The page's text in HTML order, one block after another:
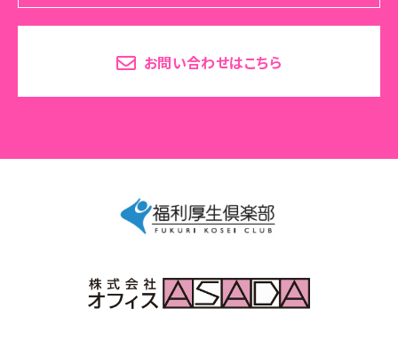
お問い合わせはこちら